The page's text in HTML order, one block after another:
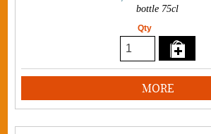
bottle 75cl
Qty
MORE